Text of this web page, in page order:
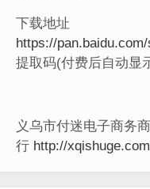
下载地址
https://
提取码(付费后自动显
义乌市付迷电子商务商
行 http://